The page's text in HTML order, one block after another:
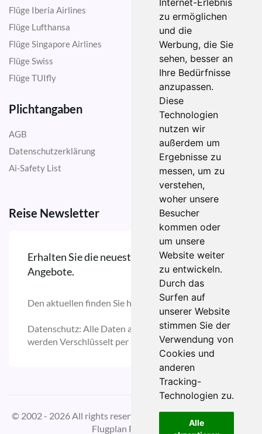
Internet-Erlebnis
zu ermöglichen
und die
Werbung, die Sie
sehen, besser an
Ihre Bedürfnisse
anzupassen.
Diese
Technologien
nutzen wir
außerdem um
Ergebnisse zu
messen, um zu
verstehen,
woher unsere
Besucher
kommen oder
um unsere
Website weiter
zu entwickeln.
Durch das
Surfen auf
unserer Website
stimmen Sie der
Verwendung von
Cookies und
anderen
Tracking-
Technologien zu.
Alle
Flüge Iberia Airlines
Flüge Lufthansa
Flüge Singapore Airlines
Flüge Swiss
Flüge TUIfly
Plichtangaben
AGB
Datenschutzerklärung
Ai-Safety List
Reise Newsletter
Erhalten Sie die neuesten Reise Updates und
Angebote.
Den aktuellen finden Sie hier:
Datenschutz: Alle Daten auf unserer Domain
werden Verschlüsselt per SSL versendet.
© 2002 - 2026 All rights reserved | Design byW3layouts
Flugplan Flughafen.